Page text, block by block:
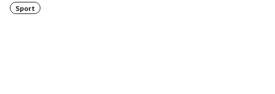
Sport